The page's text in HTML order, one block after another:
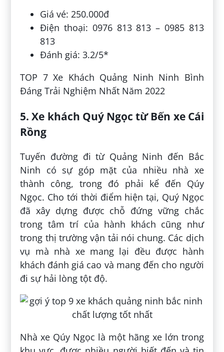
Giá vé: 250.000đ
Điện thoại: 0976 813 813 – 0985 813
813
Đánh giá: 3.2/5*
TOP 7 Xe Khách Quảng Ninh Ninh Bình
Đáng Trải Nghiệm Nhất Năm 2022
5. Xe khách Quý Ngọc từ Bến xe Cái
Rồng
Tuyến đường đi từ Quảng Ninh đến Bắc
Ninh có sự góp mặt của nhiều nhà xe
thành công, trong đó phải kể đến Qúy
Ngọc. Cho tới thời điểm hiện tại, Quý Ngọc
đã xây dựng được chỗ đứng vững chắc
trong tâm trí của hành khách cũng như
trong thị trường vận tải nói chung. Các dịch
vụ mà nhà xe mang lại đều được hành
khách đánh giá cao và mang đến cho người
đi sự hải lòng tột độ.
Nhà xe Qúy Ngọc là một hãng xe lớn trong